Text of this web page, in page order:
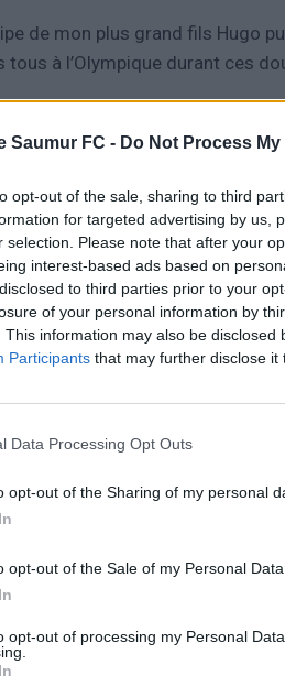
Saumur FC - Do Not Process
opt-out of the sale, sharing to third
for targeted advertising by us,
selection. Please note that after your
interest-based ads based on
to third parties prior to your
of your personal information by
This information may also be disclosed
Participants that may further disclose it
Data Processing Opt Outs
opt-out of the Sharing of my personal
opt-out of the Sale of my Personal Data.
opt-out of processing my Personal
de mon plus grand fils Hugo
tous à l’Olympique durant ces
mon plus jeune garçon, que j’ai
dans cette catégorie ?
de classement mais des
coordination et motricité.
la catégorie U11? Ainsi
au plus haut niveau
niveau en D1, et deux
de 53 enfants et un bon
Christopher Jarrige, Mathys
Quentin Lecoz, Rayan